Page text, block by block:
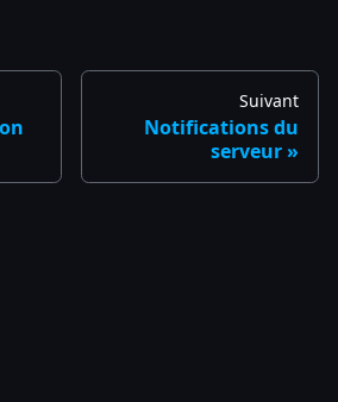
Suivant
Notifications du
serveur